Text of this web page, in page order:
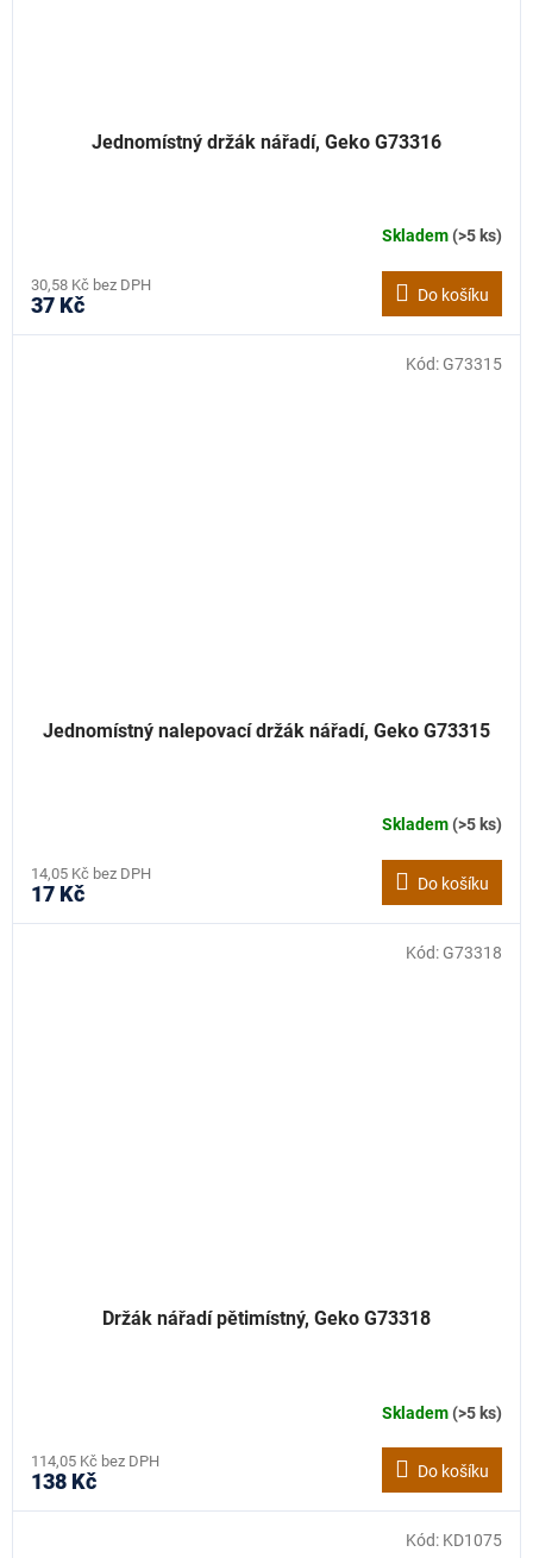
Jednomístný držák nářadí, Geko G73316
Skladem(>5 ks)
30,58 Kč bez DPH
37 Kč Do košíku
Jednomístný nalepovací držák nářadí, Geko G73315
Skladem(>5 ks)
14,05 Kč bez DPH
17 Kč Do košíku
Kód: G73315
Držák nářadí pětimístný, Geko G73318
Skladem(>5 ks)
114,05 Kč bez DPH
138 Kč Do košíku
Kód: G73318
Kód: KD1075